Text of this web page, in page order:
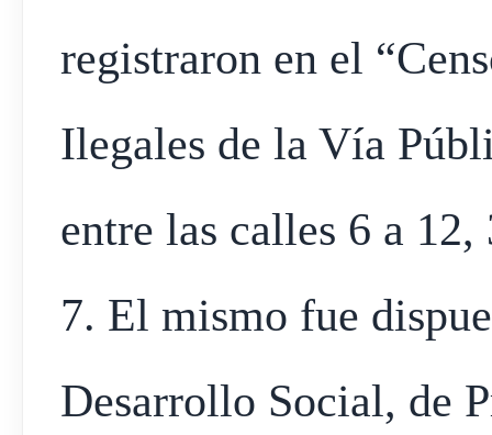
registraron en el
Ilegales de la Vía
entre las calles 6 a
7. El mismo fue
Desarrollo Social, de